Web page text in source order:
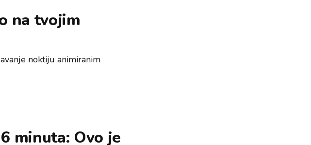
na tvojim
noktiju animiranim
minuta: Ovo je